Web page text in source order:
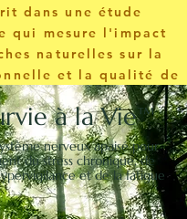
dans une étude
qui mesure l'impact
naturelles sur la
et la qualité de
vie.
-Naturopathie
à la Vie™
nerveux apaisé pour
du stress chronique, de
et de la fatigue